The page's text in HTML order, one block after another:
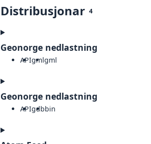
Distribusjonar 4
Geonorge nedlastning
APIgmlgml
Geonorge nedlastning
APIgdbbin